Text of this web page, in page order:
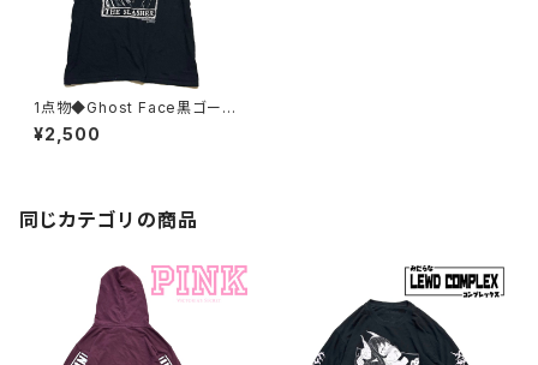
1点物◆Ghost Face黒ゴース
トフェイスプリントTシャツ古着
メンズXLレディースOKアメカジ
¥2,500
同じカテゴリの商品